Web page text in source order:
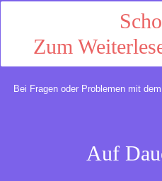
Zum
Bei Fragen oder Problemen mit
Auf